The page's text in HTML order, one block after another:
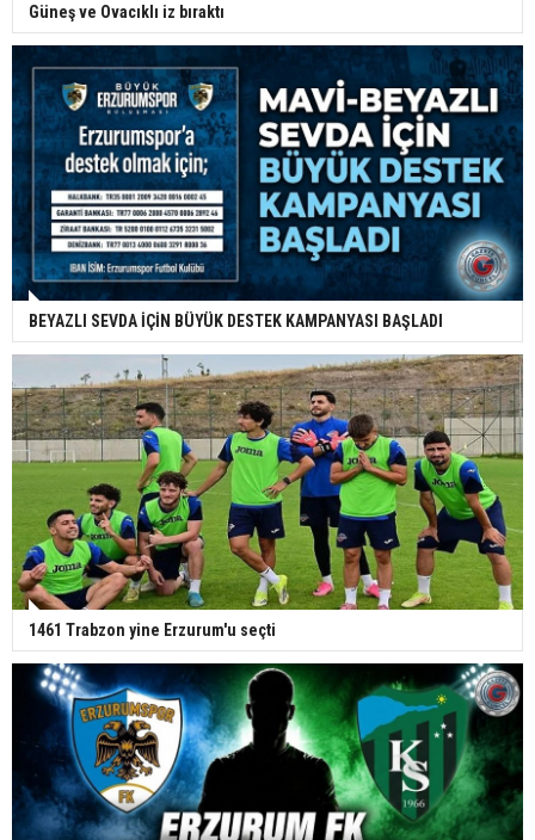
Güneş ve Ovacıklı iz bıraktı
BEYAZLI SEVDA İÇİN BÜYÜK DESTEK KAMPANYASI BAŞLADI
1461 Trabzon yine Erzurum'u seçti